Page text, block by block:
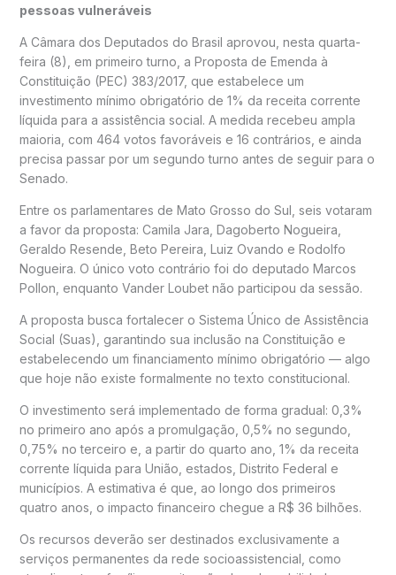
pessoas vulneráveis
A Câmara dos Deputados do Brasil aprovou, nesta quarta-
feira (8), em primeiro turno, a Proposta de Emenda à
Constituição (PEC) 383/2017, que estabelece um
investimento mínimo obrigatório de 1% da receita corrente
líquida para a assistência social. A medida recebeu ampla
maioria, com 464 votos favoráveis e 16 contrários, e ainda
precisa passar por um segundo turno antes de seguir para o
Senado.
Entre os parlamentares de Mato Grosso do Sul, seis votaram
a favor da proposta: Camila Jara Dagoberto Nogueira
Geraldo Resende Beto Pereira Luiz Ovando e Rodolfo
Nogueira. O único voto contrário foi do deputado Marcos
Pollon , enquanto Vander Loubetnão participou da sessão.
A proposta busca fortalecer o Sistema Único de Assistência
Social (Suas), garantindo sua inclusão na Constituição e
estabelecendo um financiamento mínimo obrigatório — algo
que hoje não existe formalmente no texto constitucional.
O investimento será implementado de forma gradual: 0,3%
no primeiro ano após a promulgação, 0,5% no segundo,
0,75% no terceiro e, a partir do quarto ano, 1% da receita
corrente líquida para União, estados, Distrito Federal e
municípios. A estimativa é que, ao longo dos primeiros
quatro anos, o impacto financeiro chegue a R$ 36 bilhões.
Os recursos deverão ser destinados exclusivamente a
serviços permanentes da rede socioassistencial, como